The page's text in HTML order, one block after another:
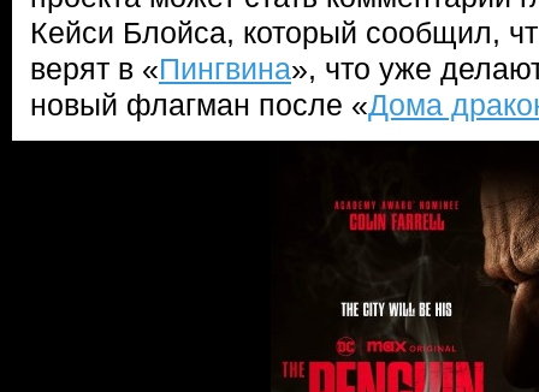
Кейси Блойса, который сообщил,
верят в «Пингвина», что уже
новый флагман после «Дома